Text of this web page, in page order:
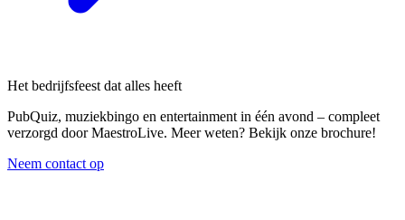
Het bedrijfsfeest dat alles heeft
PubQuiz, muziekbingo en entertainment in één avond – compleet
verzorgd door MaestroLive. Meer weten? Bekijk onze brochure!
Neem contact op